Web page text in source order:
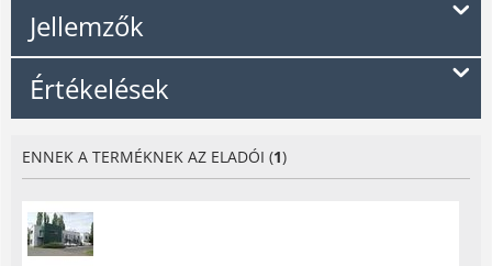
Jellemzők
Értékelések
ENNEK A TERMÉKNEK AZ ELADÓI (1)